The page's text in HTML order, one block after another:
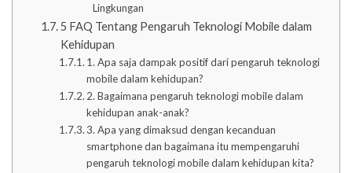
Lingkungan
5 FAQ Tentang Pengaruh Teknologi Mobile dalam
Kehidupan
1. Apa saja dampak positif dari pengaruh teknologi
mobile dalam kehidupan?
2. Bagaimana pengaruh teknologi mobile dalam
kehidupan anak-anak?
3. Apa yang dimaksud dengan kecanduan
smartphone dan bagaimana itu mempengaruhi
pengaruh teknologi mobile dalam kehidupan kita?